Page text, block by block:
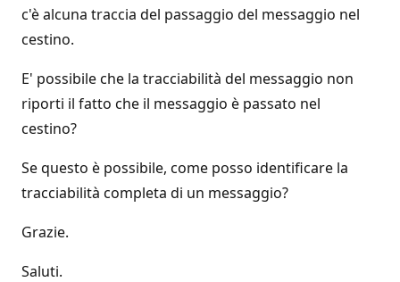
c'è alcuna traccia del passaggio del messaggio nel
cestino.
E' possibile che la tracciabilità del messaggio non
riporti il fatto che il messaggio è passato nel
cestino?
Se questo è possibile, come posso identificare la
tracciabilità completa di un messaggio?
Grazie.
Saluti.